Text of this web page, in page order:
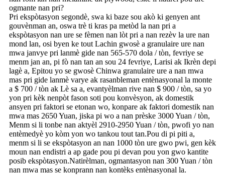
ogmante nan pri?
Pri ekspòtasyon segondè, swa ki baze sou akò ki genyen ant
gouvènman an, oswa trè ti kras pa metòd la nan pri a
ekspòtasyon nan ure se fèmen nan lòt pri a nan rezèv la ure nan
mond lan, osi byen ke tout Lachin gwosè a granulaire ure nan
mwa janvye pri lanmè gide nan 565-570 dola / tòn, fevriye se
menm jan an, pi fò nan tan an sou 24 fevriye, Larisi ak Ikrèn depi
lagè a, Epitou yo se gwosè Chinwa granulaire ure a nan mwa
mas pri gide lanmè varye ak rasanbleman entènasyonal la monte
a $ 700 / tòn ak Lè sa a, evantyèlman rive nan $ 900 / tòn, sa yo
yon pri kèk nenpòt fason soti pou konvèsyon, ak domestik
ansyen pri faktori se etonan wo, konpare ak faktori domestik nan
mwa mas 2650 Yuan, jiska pi wo a nan prèske 3000 Yuan / tòn,
Menm si li tonbe nan aktyèl 2910-2950 Yuan / tòn, pwofi yo nan
entèmedyè yo kòm yon wo tankou tout tan.Pou di pi piti a,
menm si li se ekspòtasyon an nan 1000 tòn ure gwo pwi, gen kèk
moun nan endistri a ap gade pou pi devan pou yon gwo kantite
posib ekspòtasyon.Natirèlman, ogmantasyon nan 300 Yuan / tòn
nan mwa mas se konprann nan kontèks entènasyonal la.